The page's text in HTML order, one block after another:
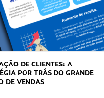
DE CLIENTES: A
POR TRÁS DO GRANDE
DE VENDAS